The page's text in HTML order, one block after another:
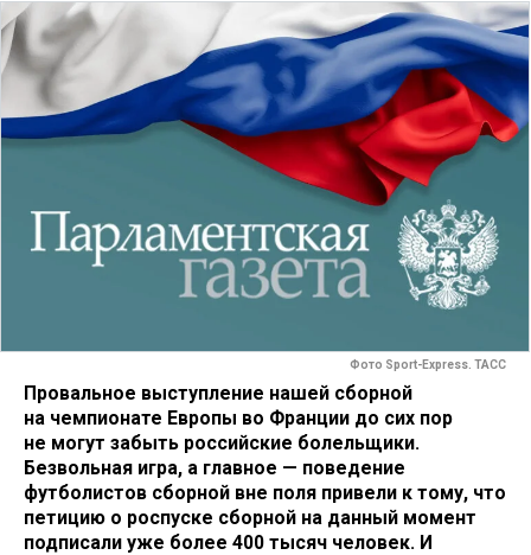
Фото Sport-Express. ТАСС
Провальное выступление нашей сборной
на чемпионате Европы во Франции до сих пор
не могут забыть российские болельщики.
Безвольная игра, а главное — поведение
футболистов сборной вне поля привели к тому, что
петицию о роспуске сборной на данный момент
подписали уже более 400 тысяч человек. И